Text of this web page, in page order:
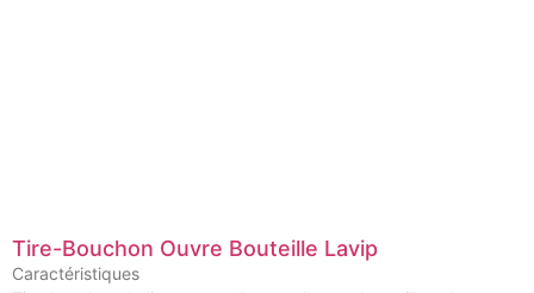
Tire-Bouchon Ouvre Bouteille Lavip
Caractéristiques